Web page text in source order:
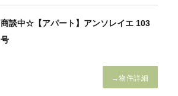
商談中☆【アパート】アンソレイエ 103
号
→物件詳細